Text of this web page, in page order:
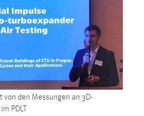
von den Messungen an 3D-
PDLT